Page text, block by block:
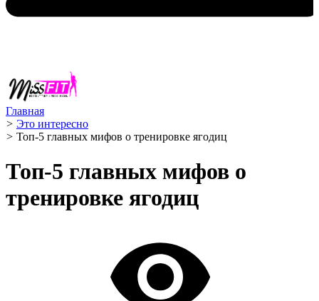
Главная
> Это интересно
> Топ-5 главных мифов о тренировке ягодиц
Топ-5 главных мифов о
тренировке ягодиц